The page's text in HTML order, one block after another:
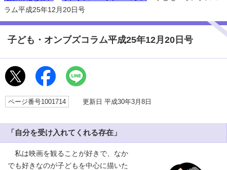
ラム平成25年12月20日号
子ども・オンブズコラム平成25年12月20日号
ページ番号1001714 更新日 平成30年3月8日
「自分を受け入れてくれる存在」
私は映画を観ることが好きで、なか
でも好きなのが子どもを中心に描いた